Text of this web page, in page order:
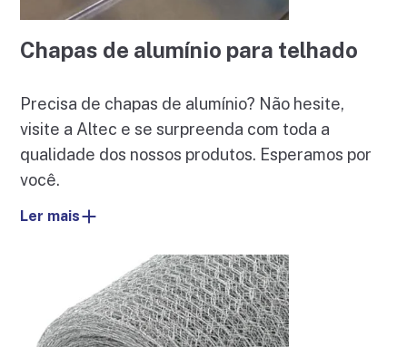
Chapas de alumínio para telhado
Precisa de chapas de alumínio? Não hesite,
visite a Altec e se surpreenda com toda a
qualidade dos nossos produtos. Esperamos por
você.
Ler mais